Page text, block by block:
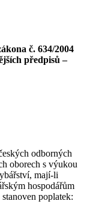
č. 634/2004
předpisů –
odborných
oborech s výukou
mají-li
hospodářům
poplatek: